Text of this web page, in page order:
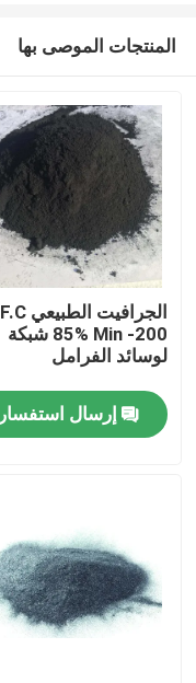
معلومات عنا
المنتجات الموصى بها
الجرافيت الطبيعي F.C
85% Min -200 شبكة
لوسائد الفرامل
إرسال استفسار